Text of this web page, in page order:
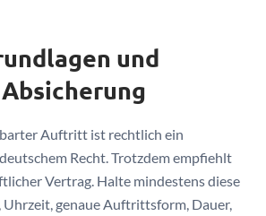
und
Auftritt ist rechtlich ein
Recht. Trotzdem empfiehlt
Vertrag. Halte mindestens diese
genaue Auftrittsform, Dauer,